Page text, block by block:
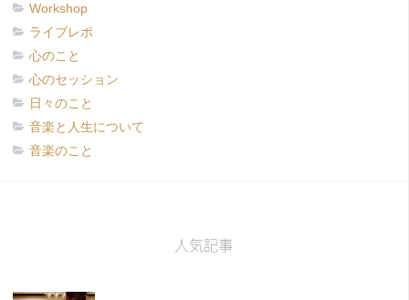
Workshop
ライブレポ
心のこと
心のセッション
日々のこと
音楽と人生について
音楽のこと
人気記事